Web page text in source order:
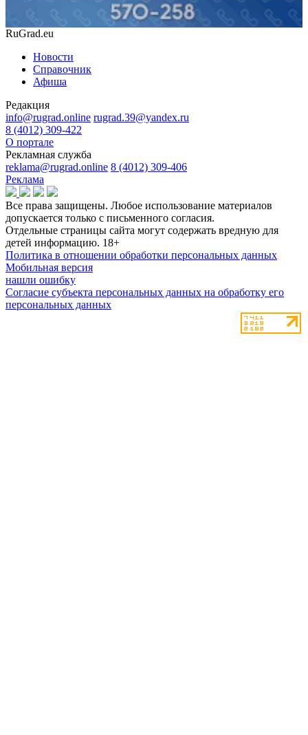
RuGrad.eu
Новости
Справочник
Афиша
Редакция
info@rugrad.online rugrad.39@yandex.ru
8 (4012) 309-422
О портале
Рекламная служба
reklama@rugrad.online 8 (4012) 309-406
Реклама
Все права защищены. Любое использование материалов
допускается только с письменного согласия.
Отдельные страницы сайта могут содержать вредную для
детей информацию. 18+
Политика в отношении обработки персональных данных
Мобильная версия
нашли ошибку
Согласие субъекта персональных данных на обработку его
персональных данных